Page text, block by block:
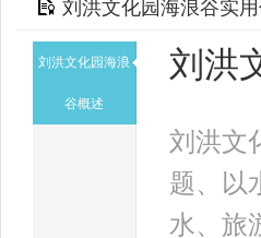
刘洪文化园海浪谷实
刘洪文化园海浪
谷概述
刘洪
刘洪文
题、以
水、旅